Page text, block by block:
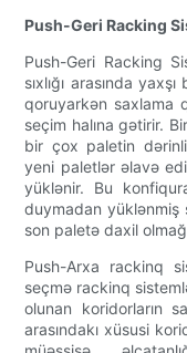
Push-Geri Racking
Push-Geri Racking
sıxlığı arasında
qoruyarkən saxlama
seçim halına gətirir.
bir çox paletin
yeni paletlər əlavə
yüklənir. Bu
duymadan yüklənmiş
son paletə daxil
Push-Arxa rackinq
seçmə rackinq
olunan koridorların
arasındakı xüsusi